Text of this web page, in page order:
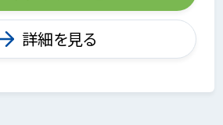
詳細を見る